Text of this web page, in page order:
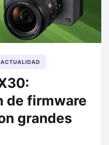
ACTUALIDAD
de firmware
grandes